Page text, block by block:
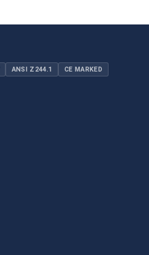
ANSI Z244.1 CE MARKED